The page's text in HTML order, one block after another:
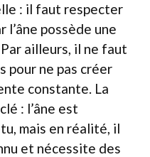
: il faut respecter
l’âne possède une
ailleurs, il ne faut
pour ne pas créer
constante. La
: l’âne est
mais en réalité, il
et nécessite des